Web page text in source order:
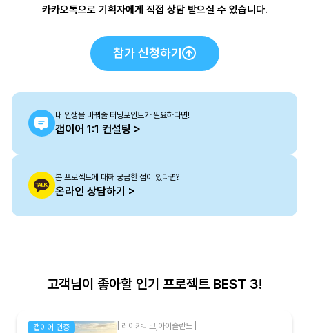
카카오톡으로 기획자에게 직접 상담 받으실 수 있습니다.
참가 신청하기
내 인생을 바꿔줄 터닝포인트가 필요하다면!
갭이어 1:1 컨설팅 >
본 프로젝트에 대해 궁금한 점이 있다면?
온라인 상담하기 >
고객님이 좋아할 인기 프로젝트 BEST 3!
갭이어 인증 레이캬비크 아이슬란드